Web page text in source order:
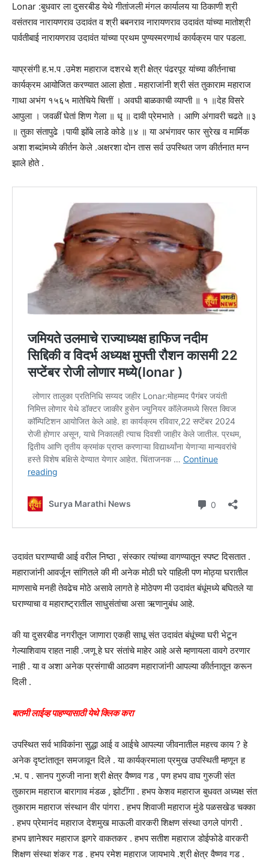
Lonar :बुधवार ला दुसरबीड येथे गीतांजली मंगल कार्यालय या ठिकाणी श्री
वसंतराव नारायणराव उदावंत व श्री बबनराव नारायणराव उदावंत यांच्या मातोश्री
पार्वतीबाई नारायणराव उदावंत यांच्या प्रथम पुण्यस्मरणार्थ कार्यक्रम पार पडला.
याप्रसंगी ह.भ.प .उमेश महाराज दशरथे श्री क्षेत्र पंढरपूर यांच्या कीर्तनाचा
कार्यक्रम आयोजित करण्यात आला होता . महाराजांनी श्री संत तुकाराम महाराज
गाथा अभंग १५६५ मातेचिये चित्तीं । अवघी बाळकाची व्याप्ती ॥ १ ॥देह विसरे
आपुला । जवळीं घेतां शिण गेला ॥ धृ ॥ दावी प्रेमभाते । आणि अंगावरी चढते ॥३
॥ तुका संतापुढे ।पायी झोंबे लाडे कोडे ॥४ ॥ या अभंगावर फार सुरेख व मार्मिक
अशा शब्दांमध्ये कीर्तन केले .अक्षरशा दोन तास सर्व उपस्थित जण कीर्तनात मग्न
झाले होते .
उदावंत घराण्याची आई वरील निष्ठा , संस्कार त्यांच्या वागण्यातून स्पष्ट दिसतात .
महाराजांनी आवर्जून सांगितले की मी अनेक मोठी घरे पाहिली पण मोठ्या घरातील
माणसाचे मनही तेवढेच मोठे असावे लागते हे मोठेपण मी उदावंत बंधूंमध्ये बघितले या
घराण्याचा व महाराष्ट्रातील साधुसंतांचा असा ऋणानुबंध आहे.
की या दुसरबीड नगरीतून जाणारा एकही साधू संत उदावंत बंधूंच्या घरी भेटून
गेल्याशिवाय राहत नाही .जणू हे घर संतांचे माहेर आहे असे म्हणायला वावगे ठरणार
नाही . या व अशा अनेक प्रसंगाची आठवण महाराजांनी आपल्या कीर्तनातून करून
दिली .
बातमी लाईव्ह पाहण्यासाठी येथे क्लिक करा
उपस्थित सर्व भाविकांना सुद्धा आई व आईचे आपल्या जीवनातील महत्त्व काय ? हे
अनेक दृष्टांतातून समजावून दिले . या कार्यक्रमाला प्रमुख उपस्थिती म्हणून ह
.भ. प . सानप गुरुजी नाना श्री क्षेत्र वैष्णव गड , पण हभप वाघ गुरुजी संत
तुकाराम महाराज बारागाव मंडळ , झोटींगा . हभप केशव महाराज बुधवत अध्यक्ष संत
तुकाराम महाराज संस्थान वीर पांगरा . हभप शिवाजी महाराज मुंडे पळसखेड चक्का
. हभप प्रेमानंद महाराज देशमुख माऊली वारकरी शिक्षण संस्था उगले पांगरी .
हभप ज्ञानेश्वर महाराज झगरे वाकतकर . हभप सतीश महाराज डोईफोडे वारकरी
शिक्षण संस्था शंकर गड . हभप रमेश महाराज जायभाये .श्री क्षेत्र वैष्णव गड .